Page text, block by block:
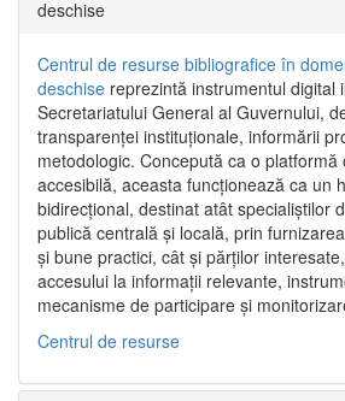
deschise
Centrul de resurse bibliografice în
deschise reprezintă instrumentul digital
Secretariatului General al Guvernului,
transparenței instituționale, informării
metodologic. Concepută ca o platformă
accesibilă, aceasta funcționează ca un
bidirecțional, destinat atât specialiștilor
publică centrală și locală, prin
și bune practici, cât și părților
accesului la informații relevante,
mecanisme de participare și
Centrul de resurse